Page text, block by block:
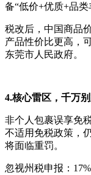
备“低价+优质+品类
税改后，中国商品
产品性价比更高，
东莞市人民政府。
4.核心雷区，千万
非个人包裹误享免
不适用免税政策，
将面临重罚。
忽视州税申报：